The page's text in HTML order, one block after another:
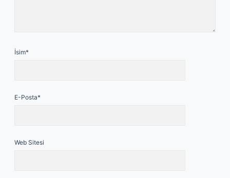
İsim*
E-Posta*
Web Sitesi